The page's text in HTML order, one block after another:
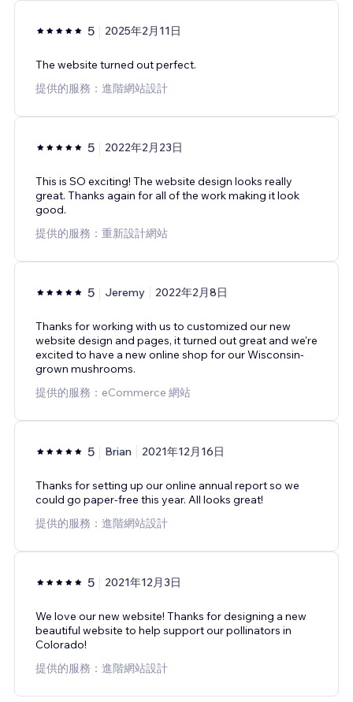
5 2025年2月11日
The website turned out perfect.
提供的服務：進階網站設計
5 2022年2月23日
This is SO exciting! The website design looks really
great. Thanks again for all of the work making it look
good.
提供的服務：重新設計網站
5 Jeremy 2022年2月8日
Thanks for working with us to customized our new
website design and pages, it turned out great and we're
excited to have a new online shop for our Wisconsin-
grown mushrooms.
提供的服務：eCommerce 網站
5 Brian 2021年12月16日
Thanks for setting up our online annual report so we
could go paper-free this year. All looks great!
提供的服務：進階網站設計
5 2021年12月3日
We love our new website! Thanks for designing a new
beautiful website to help support our pollinators in
Colorado!
提供的服務：進階網站設計